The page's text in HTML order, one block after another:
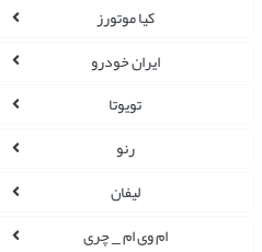
کیا موتورز
ایران خودرو
تویوتا
رنو
لیفان
ام وی ام _ چری